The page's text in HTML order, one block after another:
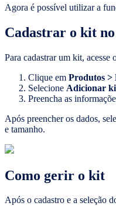
Agora é possível utilizar a
Cadastrar o kit
Para cadastrar um kit, acesse
Clique em Produtos >
Selecione Adicionar
Preencha as
Após preencher os dados,
e tamanho.
Como gerir o kit
Após o cadastro e a seleção